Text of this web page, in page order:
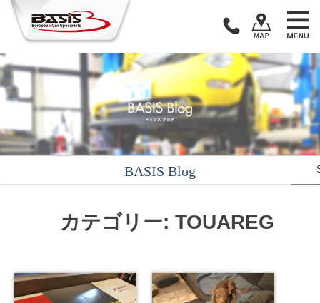
Skip
content
BASIS Blog
カテゴリー: TOUAREG